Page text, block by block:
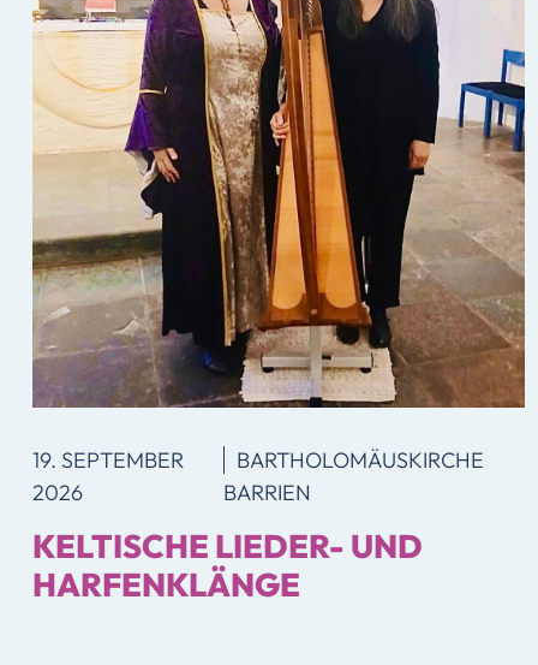
19. SEPTEMBER
2026
BARTHOLOMÄUS­KIRCHE
BARRIEN
KELTISCHE LIEDER- UND
HARFENKLÄNGE